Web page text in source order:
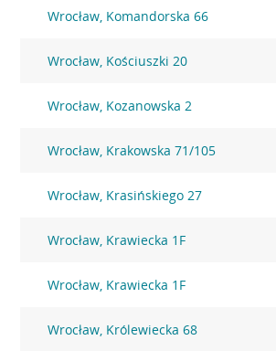
Wrocław, Komandorska 66
Wrocław, Kościuszki 20
Wrocław, Kozanowska 2
Wrocław, Krakowska 71/105
Wrocław, Krasińskiego 27
Wrocław, Krawiecka 1F
Wrocław, Krawiecka 1F
Wrocław, Królewiecka 68